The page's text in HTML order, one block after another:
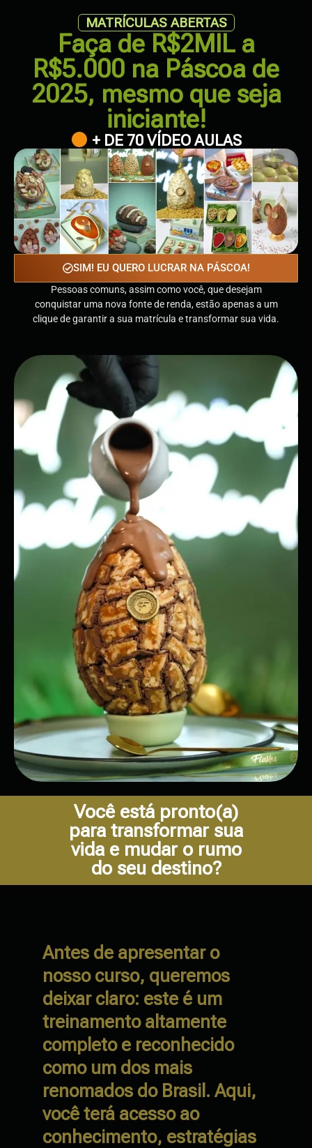
MATRÍCULAS ABERTAS
Faça de R$2MIL a
R$5.000 na Páscoa de
2025, mesmo que seja
iniciante!
+ DE 70 VÍDEO AULAS
SIM! EU QUERO LUCRAR NA PÁSCOA!
Pessoas comuns, assim como você, que desejam
conquistar uma nova fonte de renda, estão apenas a um
clique de garantir a sua matrícula e transformar sua vida.
Você está pronto(a)
para transformar sua
vida e mudar o rumo
do seu destino?
Antes de apresentar o
nosso curso, queremos
deixar claro: este é um
treinamento altamente
completo e reconhecido
como um dos mais
renomados do Brasil. Aqui,
você terá acesso ao
conhecimento, estratégias